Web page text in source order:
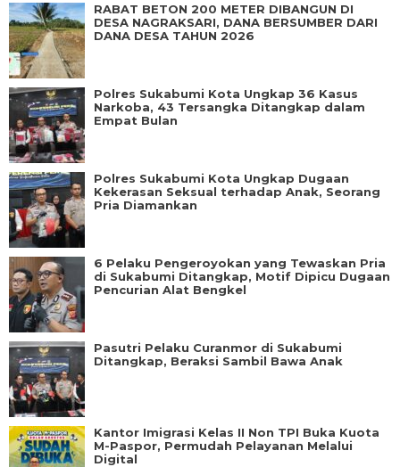
RABAT BETON 200 METER DIBANGUN DI
DESA NAGRAKSARI, DANA BERSUMBER DARI
DANA DESA TAHUN 2026
Polres Sukabumi Kota Ungkap 36 Kasus
Narkoba, 43 Tersangka Ditangkap dalam
Empat Bulan
Polres Sukabumi Kota Ungkap Dugaan
Kekerasan Seksual terhadap Anak, Seorang
Pria Diamankan
6 Pelaku Pengeroyokan yang Tewaskan Pria
di Sukabumi Ditangkap, Motif Dipicu Dugaan
Pencurian Alat Bengkel
Pasutri Pelaku Curanmor di Sukabumi
Ditangkap, Beraksi Sambil Bawa Anak
Kantor Imigrasi Kelas II Non TPI Buka Kuota
M-Paspor, Permudah Pelayanan Melalui
Digital